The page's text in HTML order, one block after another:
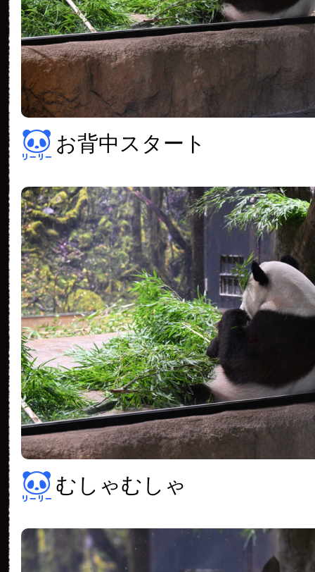
お背中スタート
むしゃむしゃ